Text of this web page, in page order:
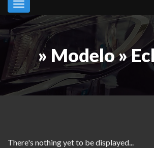
Toggle navigation
» Modelo »
There's nothing yet to be displayed...